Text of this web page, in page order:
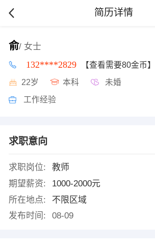
简历详情
俞/ 女士
132****2829 【查看需要80金币】
22岁 本科 未婚
工作经验
求职意向
求职岗位:
教师
期望薪资:
1000-2000元
所在地点:
不限区域
发布时间:
08-09